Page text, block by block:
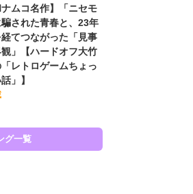
ナムコ名作】「ニセモ
騙された青春と、23年
てつながった「見事
」【ハードオフ大竹
「レトロゲームちょっ
」】
グ一覧